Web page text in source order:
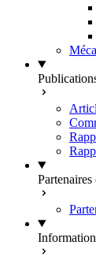
Partenaires